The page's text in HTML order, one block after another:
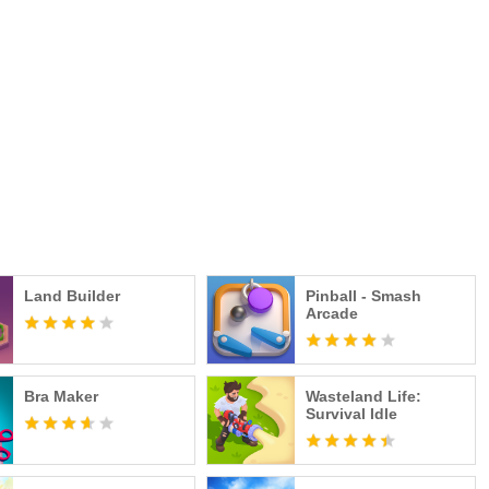
met het bouwen van een accommodatie-imperium.
of-use
Land Builder
Pinball - Smash
Arcade
Bra Maker
Wasteland Life:
Survival Idle